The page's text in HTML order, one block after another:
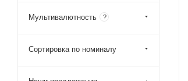
Мультивалютность ?
Сортировка по номиналу